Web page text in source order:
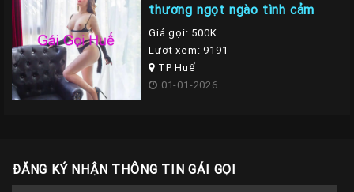
thương ngọt ngào tình cảm
Giá gọi: 500K
Lượt xem: 9191
TP Huế
01-01-2026
ĐĂNG KÝ NHẬN THÔNG TIN GÁI GỌI